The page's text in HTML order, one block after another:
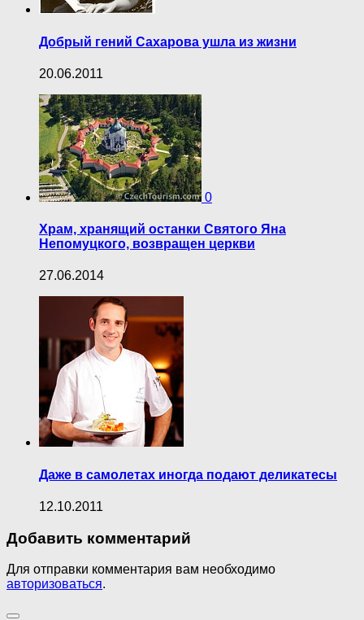
Добрый гений Сахарова ушла из жизни
20.06.2011
0
Храм, хранящий останки Святого Яна
Непомуцкого, возвращен церкви
27.06.2014
Даже в самолетах иногда подают деликатесы
12.10.2011
Добавить комментарий
Для отправки комментария вам необходимо
авторизоваться.